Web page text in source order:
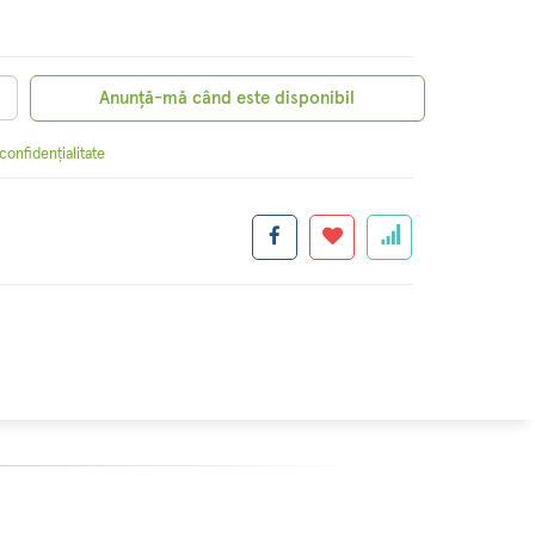
Anunță-mă când este disponibil